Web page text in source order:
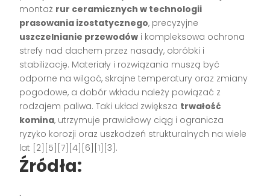
montaż rur ceramicznych w technologii
prasowania izostatycznego, precyzyjne
uszczelnianie przewodów i kompleksowa ochrona
strefy nad dachem przez nasady, obróbki i
stabilizację. Materiały i rozwiązania muszą być
odporne na wilgoć, skrajne temperatury oraz zmiany
pogodowe, a dobór wkładu należy powiązać z
rodzajem paliwa. Taki układ zwiększa trwałość
komina, utrzymuje prawidłowy ciąg i ogranicza
ryzyko korozji oraz uszkodzeń strukturalnych na wiele
lat [2][5][7][4][6][1][3].
Źródła: